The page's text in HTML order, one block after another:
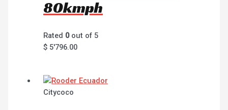
80kmph
Rated 0out of 5
$ 5'796.00
Citycoco